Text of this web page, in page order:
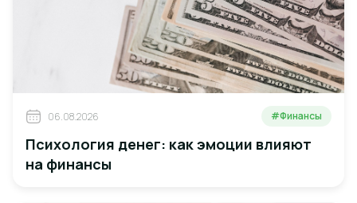
06.08.2026 #Финансы
Психология денег: как эмоции влияют
на финансы